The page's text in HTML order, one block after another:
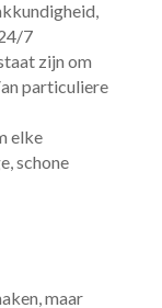
7
zijn om
particuliere
elke
schone
maar